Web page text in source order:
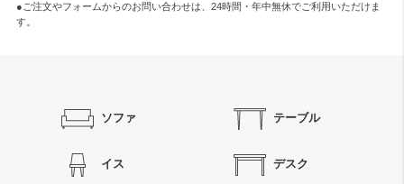
●ご注文やフォームからのお問い合わせは、 24時間・年中無休でご利用いただけま
す。
ソファ テーブル
イス デスク